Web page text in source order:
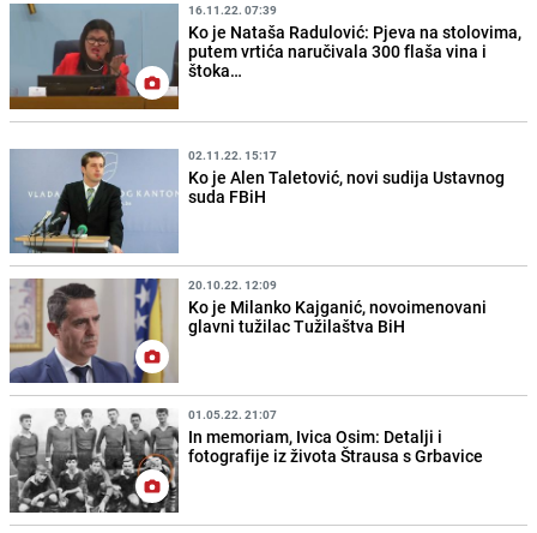
16.11.22. 07:39
Ko je Nataša Radulović: Pjeva na stolovima,
putem vrtića naručivala 300 flaša vina i
štoka…
02.11.22. 15:17
Ko je Alen Taletović, novi sudija Ustavnog
suda FBiH
20.10.22. 12:09
Ko je Milanko Kajganić, novoimenovani
glavni tužilac Tužilaštva BiH
01.05.22. 21:07
In memoriam, Ivica Osim: Detalji i
fotografije iz života Štrausa s Grbavice